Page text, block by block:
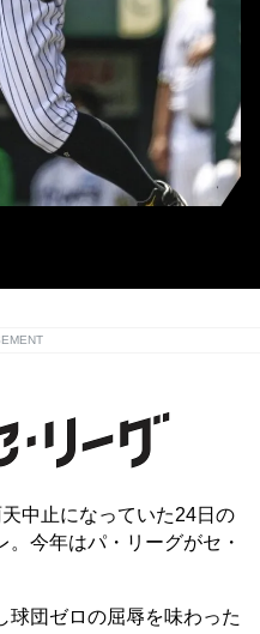
中止になっていた24日の
。今年はパ・リーグがセ・
団ゼロの屈辱を味わった